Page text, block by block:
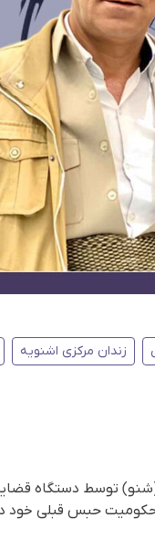
زندان مرکزی اشنویه
توسط دستگاه
حبس قبلی خود